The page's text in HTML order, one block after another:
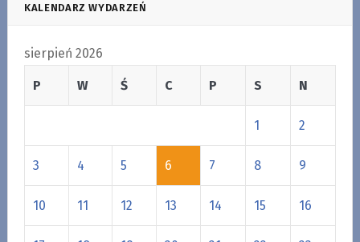
KALENDARZ WYDARZEŃ
sierpień 2026
P W Ś C P S N
1 2
3 4 5 6 7 8 9
10 11 12 13 14 15 16